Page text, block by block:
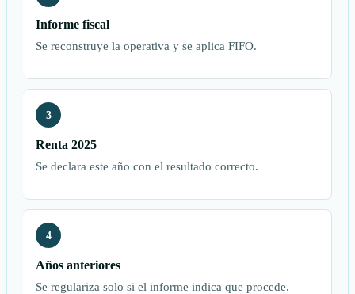
Informe fiscal
Se reconstruye la operativa y se aplica FIFO.
3
Renta 2025
Se declara este año con el resultado correcto.
4
Años anteriores
Se regulariza solo si el informe indica que procede.